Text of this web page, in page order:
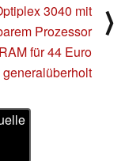
3040 mit
Prozessor
für 44 Euro
generalüberholt
⟩